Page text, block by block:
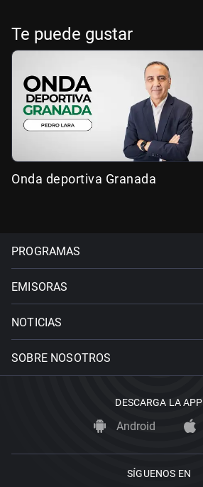
Te puede gustar
Onda deportiva Granada
PROGRAMAS
EMISORAS
NOTICIAS
SOBRE NOSOTROS
DESCARGA LA APP
Android
SÍGUENOS EN